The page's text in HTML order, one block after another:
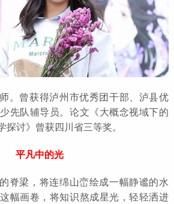
。曾获得泸州市优秀团干部、泸县优
先队辅导员。论文《大概念视域下的
讨》曾获四川省三等奖。
平凡中的光
脊梁，将连绵山峦绘成一幅静谧的水
幅画卷，将知识熬成星光，轻轻洒进